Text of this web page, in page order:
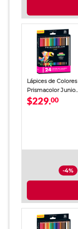
Lápices de Colores
Prismacolor Junior
24 piezas
$229.00
-4%